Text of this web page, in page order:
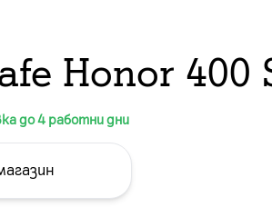
Honor 400
до 4 работни дни